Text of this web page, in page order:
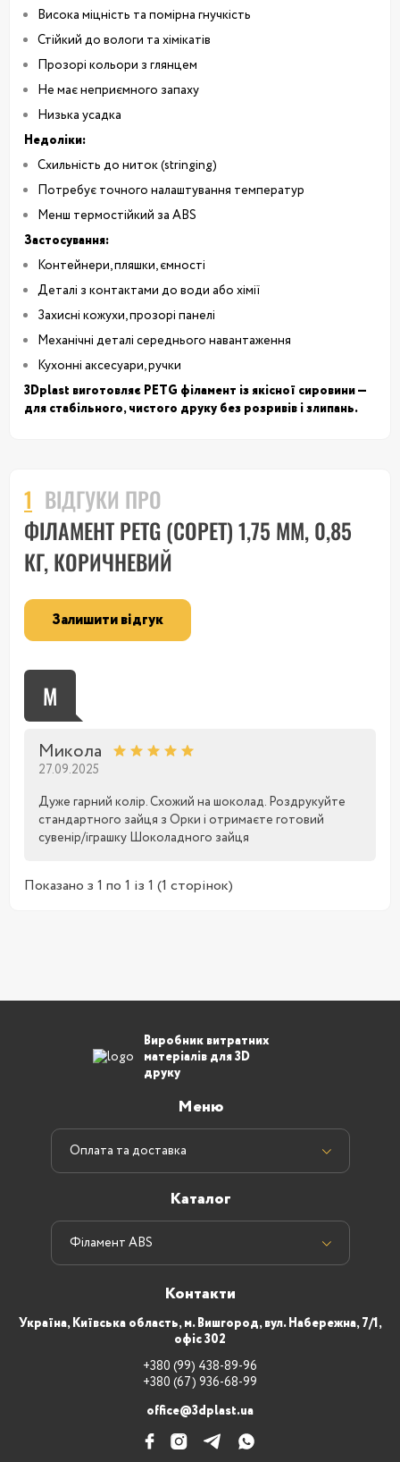
Висока міцність та помірна гнучкість
Стійкий до вологи та хімікатів
Прозорі кольори з глянцем
Не має неприємного запаху
Низька усадка
Недоліки:
Схильність до ниток (stringing)
Потребує точного налаштування температур
Менш термостійкий за ABS
Застосування:
Контейнери, пляшки, ємності
Деталі з контактами до води або хімії
Захисні кожухи, прозорі панелі
Механічні деталі середнього навантаження
Кухонні аксесуари, ручки
3Dplast виготовляє PETG філамент із якісної сировини —
для стабільного, чистого друку без розривів і злипань.
1 ВІДГУКИ ПРО
ФІЛАМЕНТ PETG (COPET) 1,75 ММ, 0,85
КГ, КОРИЧНЕВИЙ
Залишити відгук
М
Микола
27.09.2025
Дуже гарний колір. Схожий на шоколад. Роздрукуйте
стандартного зайця з Орки і отримаєте готовий
сувенір/іграшку Шоколадного зайця
Показано з 1 по 1 із 1 (1 сторінок)
Виробник витратних
матеріалів для 3D
друку
Меню
Оплата та доставка
Каталог
Філамент ABS
Контакти
Україна, Київська область, м. Вишгород, вул. Набережна, 7/1,
офіс 302
+380 (99) 438-89-96
+380 (67) 936-68-99
office@3dplast.ua